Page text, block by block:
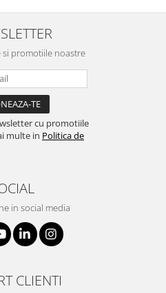
si promotiile noastre
cu promotiile
multe in Politica de
in social media
CLIENTI